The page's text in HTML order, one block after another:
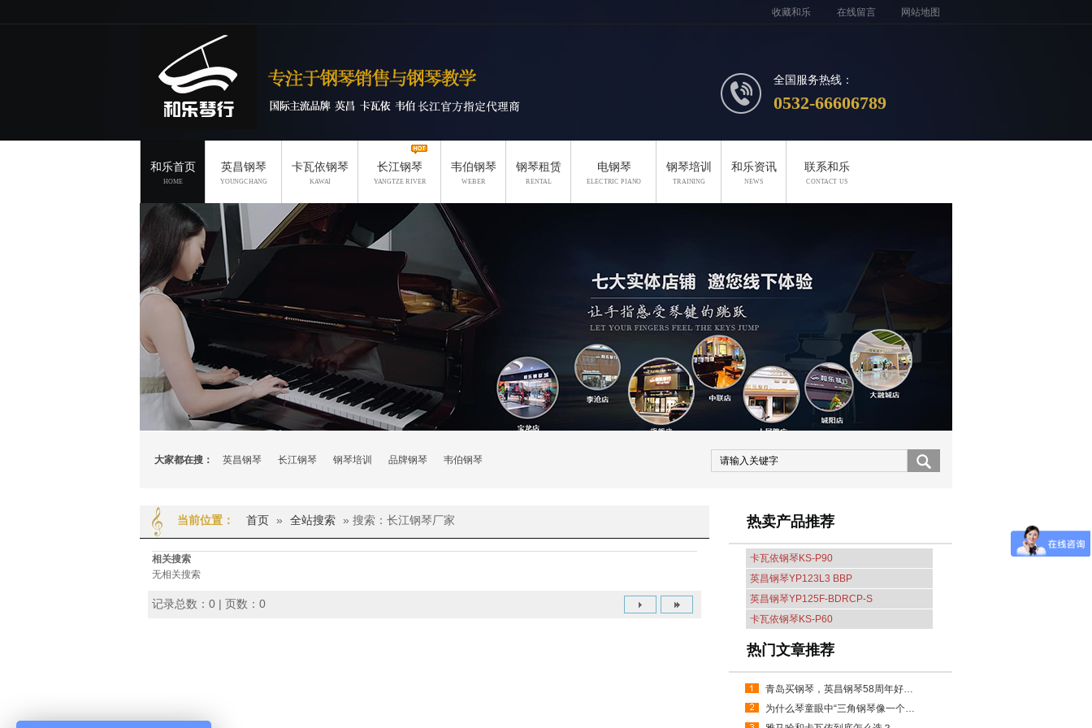
收藏和乐 在线留言 网站地图
全国服务热线：
0532-66606789
和乐首页
HOME
英昌钢琴
YOUNGCHANG
卡瓦依钢琴
KAWAI
长江钢琴
YANGTZE RIVER
韦伯钢琴
WEBER
钢琴租赁
RENTAL
电钢琴
ELECTRIC PIANO
钢琴培训
TRAINING
和乐资讯
NEWS
联系和乐
CONTACT US
大家都在搜： 英昌钢琴 长江钢琴 钢琴培训 品牌钢琴 韦伯钢琴
当前位置： 首页 » 全站搜索 » 搜索：长江钢琴厂家
相关搜索
无相关搜索
记录总数：0 | 页数：0
热卖产品推荐
卡瓦依钢琴KS-P90
英昌钢琴YP123L3 BBP
英昌钢琴YP125F-BDRCP-S
卡瓦依钢琴KS-P60
热门文章推荐
青岛买钢琴，英昌钢琴58周年好不好，买了就知道
为什么琴童眼中“三角钢琴像一个大森林”？